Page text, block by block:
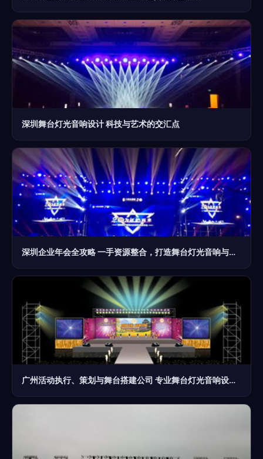
深圳舞台灯光音响设计 科技与艺术的交汇点
深圳企业年会全攻略 一手资源整合，打造舞台灯光音响与精彩节目的视听盛宴
广州活动执行、策划与舞台搭建公司 专业舞台灯光音响设计全解析